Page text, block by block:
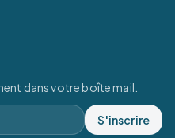
dans votre boîte mail.
S'inscrire